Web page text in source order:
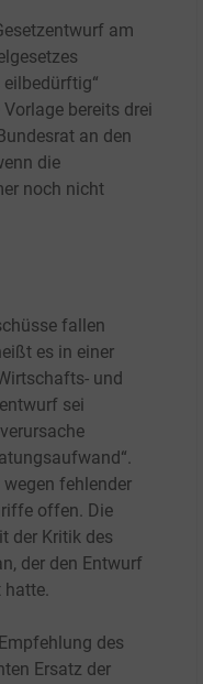
am
eilbedürftig“
bereits drei
an den
die
noch nicht
fallen
es in einer
und
sei
fehlender
offen. Die
der Kritik des
der den Entwurf
hatte.
des
Ersatz der